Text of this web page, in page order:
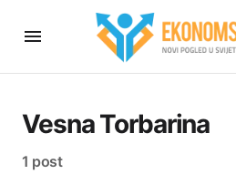
Vesna Torbarina
1 post